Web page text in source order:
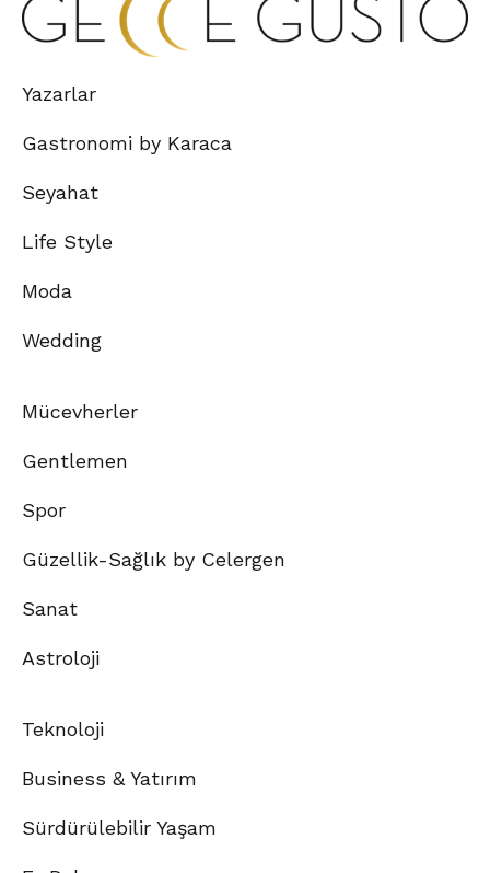
Yazarlar
Gastronomi by Karaca
Seyahat
Life Style
Moda
Wedding
Mücevherler
Gentlemen
Spor
Güzellik-Sağlık by Celergen
Sanat
Astroloji
Teknoloji
Business & Yatırım
Sürdürülebilir Yaşam